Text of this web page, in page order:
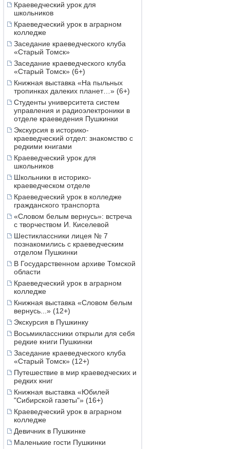
Краеведческий урок для
школьников
Краеведческий урок в аграрном
колледже
Заседание краеведческого клуба
«Старый Томск»
Заседание краеведческого клуба
«Старый Томск» (6+)
Книжная выставка «На пыльных
тропинках далеких планет…» (6+)
Студенты университета систем
управления и радиоэлектроники в
отделе краеведения Пушкинки
Экскурсия в историко-
краеведческий отдел: знакомство с
редкими книгами
Краеведческий урок для
школьников
Школьники в историко-
краеведческом отделе
Краеведческий урок в колледже
гражданского транспорта
«Словом белым вернусь»: встреча
с творчеством И. Киселевой
Шестиклассники лицея № 7
познакомились с краеведческим
отделом Пушкинки
В Государственном архиве Томской
области
Краеведческий урок в аграрном
колледже
Книжная выставка «Словом белым
вернусь...» (12+)
Экскурсия в Пушкинку
Восьмиклассники открыли для себя
редкие книги Пушкинки
Заседание краеведческого клуба
«Старый Томск» (12+)
Путешествие в мир краеведческих и
редких книг
Книжная выставка «Юбилей
"Сибирской газеты"» (16+)
Краеведческий урок в аграрном
колледже
Девичник в Пушкинке
Маленькие гости Пушкинки